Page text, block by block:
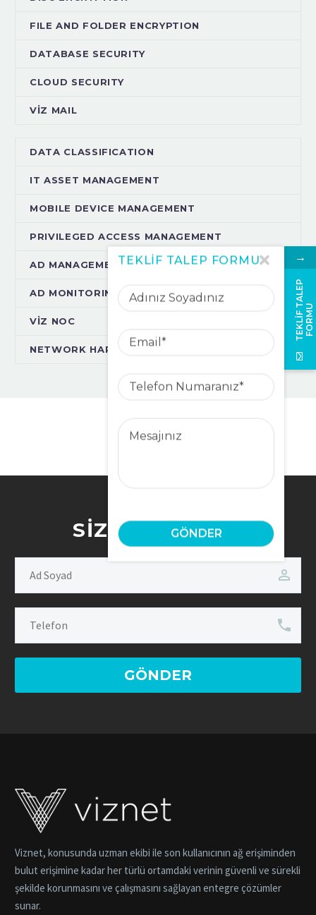
FILE AND FOLDER ENCRYPTION
DATABASE SECURITY
CLOUD SECURITY
VİZ MAIL
DATA CLASSIFICATION
IT ASSET MANAGEMENT
MOBILE DEVICE MANAGEMENT
PRIVILEGED ACCESS MANAGEMENT
AD MANAGEMENT
AD MONITORING
VİZ NOC
NETWORK HARDENING
SIZI ARAYALIM!
Viznet, konusunda uzman ekibi ile son kullanıcının ağ erişiminden
bulut erişimine kadar her türlü ortamdaki verinin güvenli ve sürekli
şekilde korunmasını ve çalışmasını sağlayan entegre çözümler
sunar.
→
T
E
K
L
İ
FT
A
L
E
P
F
O
R
MU
TEKLİF TALEP FORMU
Soyadınız
Numaranız